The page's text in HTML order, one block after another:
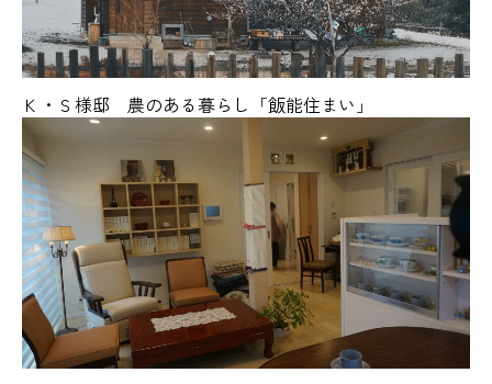
Ｋ・Ｓ様邸 農のある暮らし「飯能住まい」